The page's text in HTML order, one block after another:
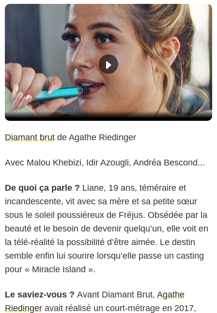
Diamant brut de Agathe Riedinger
Avec Malou Khebizi, Idir Azougli, Andréa Bescond...
De quoi ça parle ? Liane, 19 ans, téméraire et
incandescente, vit avec sa mère et sa petite sœur
sous le soleil poussiéreux de Fréjus. Obsédée par la
beauté et le besoin de devenir quelqu’un, elle voit en
la télé-réalité la possibilité d’être aimée. Le destin
semble enfin lui sourire lorsqu’elle passe un casting
pour « Miracle Island ».
Le saviez-vous ? Avant Diamant Brut, Agathe
Riedinger avait réalisé un court-métrage en 2017,